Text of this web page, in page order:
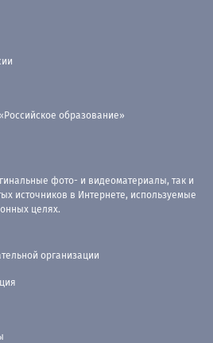
образование»
фото- и видеоматериалы, так и
источников в Интернете, используемые
целях.
организации